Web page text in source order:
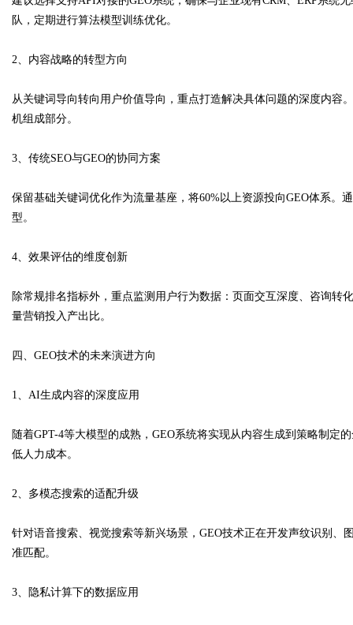
队，定期进行算法模型训练优化。
2、内容战略的转型方向
从关键词导向转向用户价值导向，重点打造解决具体问题的深度内容
机组成部分。
3、传统SEO与GEO的协同方案
保留基础关键词优化作为流量基座，将60%以上资源投向GEO体系
型。
4、效果评估的维度创新
除常规排名指标外，重点监测用户行为数据：页面交互深度、咨询转
量营销投入产出比。
四、GEO技术的未来演进方向
1、AI生成内容的深度应用
随着GPT-4等大模型的成熟，GEO系统将实现从内容生成到策略制定
低人力成本。
2、多模态搜索的适配升级
针对语音搜索、视觉搜索等新兴场景，GEO技术正在开发声纹识别
准匹配。
3、隐私计算下的数据应用